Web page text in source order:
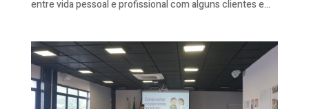
entre vida pessoal e profissional com alguns clientes e...